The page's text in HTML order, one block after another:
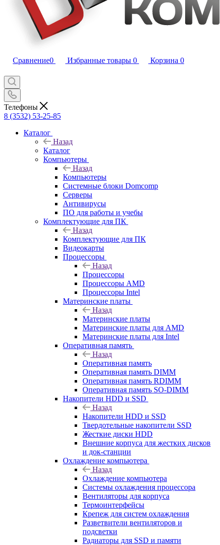
Сравнение0 Избранные товары 0 Корзина 0
Телефоны
8 (3532) 53-25-85
Каталог
Назад
Каталог
Компьютеры
Назад
Компьютеры
Системные блоки Domcomp
Серверы
Антивирусы
ПО для работы и учебы
Комплектующие для ПК
Назад
Комплектующие для ПК
Видеокарты
Процессоры
Назад
Процессоры
Процессоры AMD
Процессоры Intel
Материнские платы
Назад
Материнские платы
Материнские платы для AMD
Материнские платы для Intel
Оперативная память
Назад
Оперативная память
Оперативная память DIMM
Оперативная память RDIMM
Оперативная память SO-DIMM
Накопители HDD и SSD
Назад
Накопители HDD и SSD
Твердотельные накопители SSD
Жесткие диски HDD
Внешние корпуса для жестких дисков
и док-станции
Охлаждение компьютера
Назад
Охлаждение компьютера
Системы охлаждения процессора
Вентиляторы для корпуса
Термоинтерфейсы
Крепеж для систем охлаждения
Разветвители вентиляторов и
подсветки
Радиаторы для SSD и памяти